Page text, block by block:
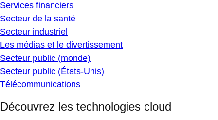
Services financiers
Secteur de la santé
Secteur industriel
Les médias et le divertissement
Secteur public (monde)
Secteur public (États-Unis)
Télécommunications
Découvrez les technologies cloud